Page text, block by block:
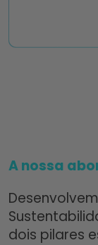
A nossa
dois pilares